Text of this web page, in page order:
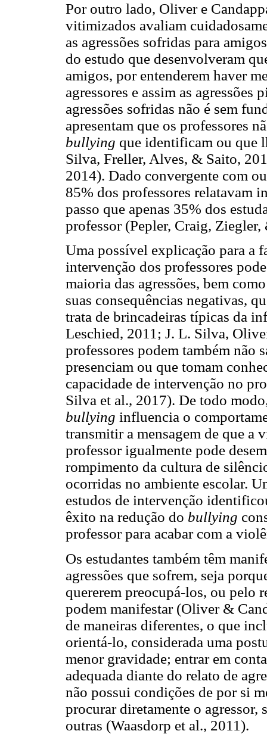
Por outro lado, Oliver e
vitimizados avaliam
as agressões sofridas para
do estudo que desenvolveram
amigos, por entenderem haver
agressores e assim as agressões
agressões sofridas não é sem
apresentam que os professores
bullying que identificam ou que
Silva, Freller, Alves, & Saito,
2014). Dado convergente com
85% dos professores relatavam
passo que apenas 35% dos
professor (Pepler, Craig,
Uma possível explicação para a
intervenção dos professores
maioria das agressões, bem
suas consequências negativas,
trata de brincadeiras típicas da
Leschied, 2011; J. L. Silva,
professores podem também não
presenciam ou que tomam
capacidade de intervenção no
Silva et al., 2017). De todo
bullying influencia o
transmitir a mensagem de que a
professor igualmente pode
rompimento da cultura de
ocorridas no ambiente escolar.
estudos de intervenção
êxito na redução do bullying
professor para acabar com a
Os estudantes também têm
agressões que sofrem, seja
quererem preocupá-los, ou pelo
podem manifestar (Oliver &
de maneiras diferentes, o que
orientá-lo, considerada uma
menor gravidade; entrar em
adequada diante do relato de
não possui condições de por si
procurar diretamente o agressor,
outras (Waasdorp et al., 2011).